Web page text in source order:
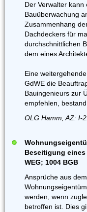
Der Verwalter
Bauüberwachung
Zusammenhang
Dachdeckers für
durchschnittlichen
dem eines
Eine
GdWE die
Bauingenieurs zur
empfehlen, bestand
OLG Hamm, AZ: I-
Beseitigung
WEG; 1004 BGB
Ansprüche aus
werden, wenn
betroffen ist. Dies